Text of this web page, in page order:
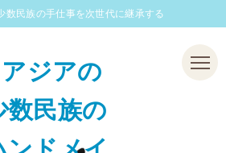
数民族の手仕事を次世代に継承する
Menu